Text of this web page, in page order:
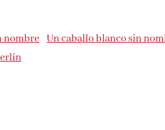
Un caballo blanco sin